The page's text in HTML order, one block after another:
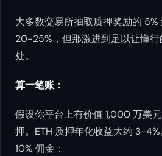
大多数交易所抽取质押奖励的 5%
20-25%，但那激进到足以让懂
处。
算一笔账：
假设你平台上有价值 1,000 万美
押。ETH 质押年化收益大约 3-
10% 佣金：